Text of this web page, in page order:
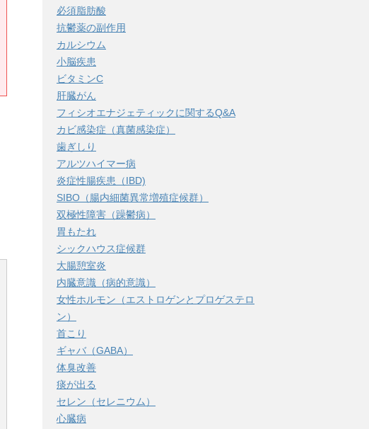
必須脂肪酸
抗鬱薬の副作用
カルシウム
小脳疾患
ビタミンC
肝臓がん
フィシオエナジェティックに関するQ&A
カビ感染症（真菌感染症）
歯ぎしり
アルツハイマー病
炎症性腸疾患（IBD)
SIBO（腸内細菌異常増殖症候群）
双極性障害（躁鬱病）
胃もたれ
シックハウス症候群
大腸憩室炎
内臓意識（病的意識）
女性ホルモン（エストロゲンとプロゲステロ
ン）
首こり
ギャバ（GABA）
体臭改善
痰が出る
セレン（セレニウム）
心臓病